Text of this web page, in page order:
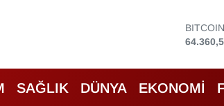
DOLAR
47,7069
55,0265
64,1897
SAĞLIK DÜNYA EKONOMİ